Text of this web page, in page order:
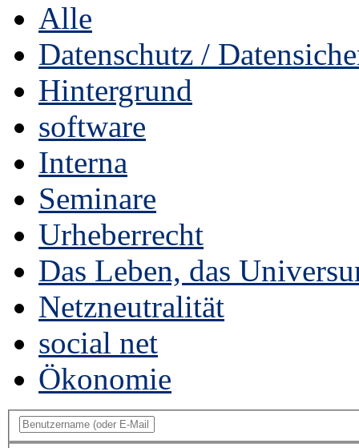
Alle
Datenschutz /
Hintergrund
software
Interna
Seminare
Urheberrecht
Das Leben, das
Netzneutralität
social net
Ökonomie